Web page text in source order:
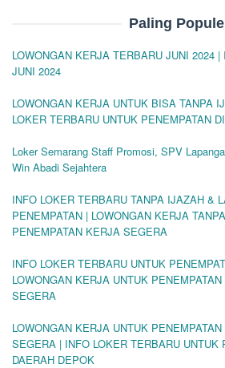
Paling
LOWONGAN KERJA TERBARU JUNI 2024
JUNI 2024
LOWONGAN KERJA UNTUK BISA TANPA
LOKER TERBARU UNTUK PENEMPATAN
Loker Semarang Staff Promosi, SPV
Win Abadi Sejahtera
INFO LOKER TERBARU TANPA IJAZAH &
PENEMPATAN | LOWONGAN KERJA
PENEMPATAN KERJA SEGERA
INFO LOKER TERBARU UNTUK
LOWONGAN KERJA UNTUK
SEGERA
LOWONGAN KERJA UNTUK
SEGERA | INFO LOKER TERBARU UNTUK
DAERAH DEPOK